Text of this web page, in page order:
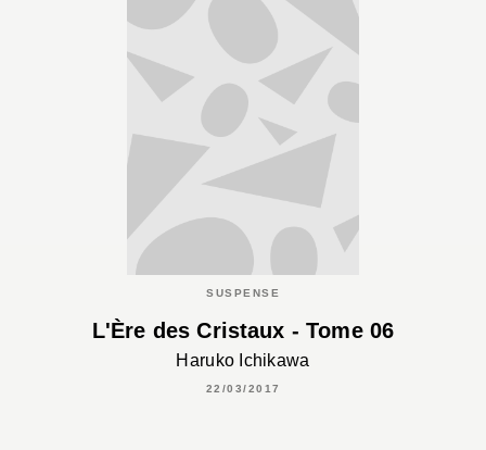
SUSPENSE
L'Ère des Cristaux - Tome 06
Haruko Ichikawa
22/03/2017